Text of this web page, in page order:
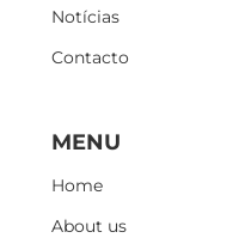
Notícias
Contacto
MENU
Home
About us